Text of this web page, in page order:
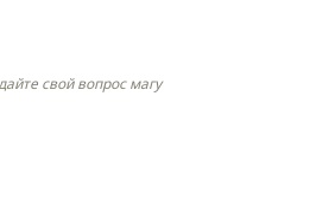
свой вопрос магу